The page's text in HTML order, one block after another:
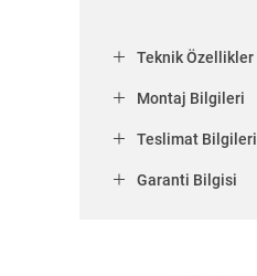
Teknik Özellikler
Montaj Bilgileri
Teslimat Bilgileri
Garanti Bilgisi